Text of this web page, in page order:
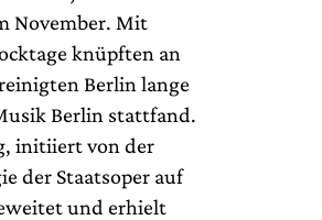
November. Mit
knüpften an
Berlin lange
Berlin stattfand.
initiiert von der
der Staatsoper auf
und erhielt